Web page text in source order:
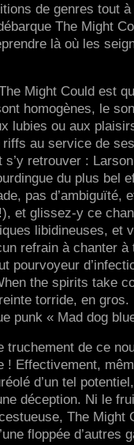
de genres tout
The Might
là où les
Might Could est
homogènes, le
lubies ou aux
au service de
retrouver :
du plus bel
pas d’ambiguïté,
et glissez-y ce
libidineuses, et
refrain à chanter
pourvoyeur
the spirits take
torride, en
punk « Mad dog
truchement de ce
! Effectivement,
d’un tel
déception. Ni le
The Might
floppée d’autres